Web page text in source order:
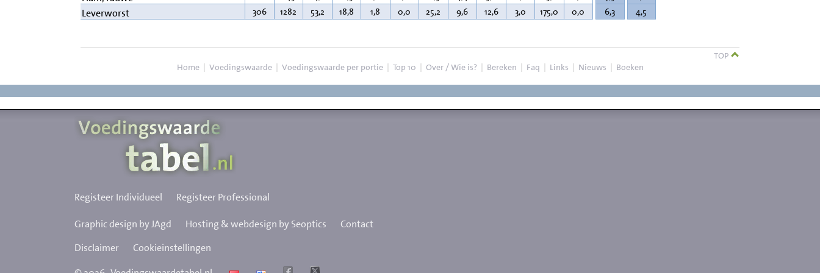
Leverworst 306 1282 53,2 18,8 1,8 0,0 25,2 9,6 12,6 3,0 175,0 0,0 6,3 4,5
TOP
Home | Voedingswaarde | Voedingswaarde per portie | Top 10 | Over / Wie is? | Bereken | Faq | Links | Nieuws | Boeken
Registeer Individueel Registeer Professional
Graphic design by JAgd Hosting & webdesign by Seoptics
Contact
Disclaimer
Cookieinstellingen